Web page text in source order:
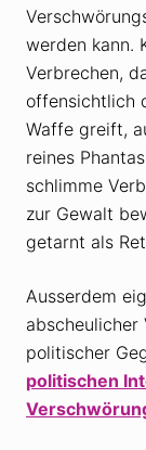
werden kann.
Verbrechen,
offensichtlich
Waffe greift,
reines
schlimme
zur Gewalt
getarnt als
Ausserdem
abscheulicher
politischer
politischen